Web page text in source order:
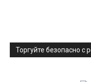
Торгуйте безопасно с